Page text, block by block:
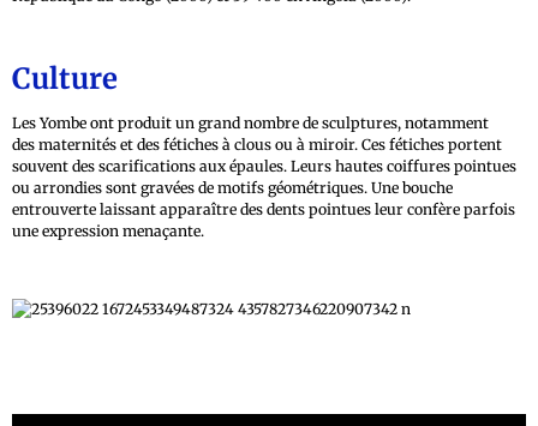
Culture
Les Yombe ont produit un grand nombre de sculptures, notamment
des maternités et des fétiches à clous ou à miroir. Ces fétiches portent
souvent des scarifications aux épaules. Leurs hautes coiffures pointues
ou arrondies sont gravées de motifs géométriques. Une bouche
entrouverte laissant apparaître des dents pointues leur confère parfois
une expression menaçante.